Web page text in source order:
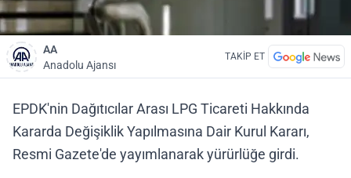
AA
Anadolu Ajansı
TAKİP ET
EPDK'nin Dağıtıcılar Arası LPG Ticareti Hakkında
Kararda Değişiklik Yapılmasına Dair Kurul Kararı,
Resmi Gazete'de yayımlanarak yürürlüğe girdi.